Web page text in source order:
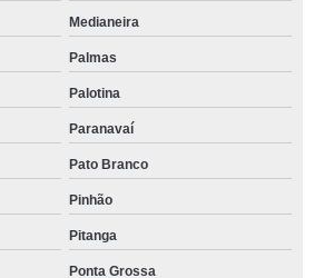
Medianeira
Palmas
Palotina
Paranavaí
Pato Branco
Pinhão
Pitanga
Ponta Grossa